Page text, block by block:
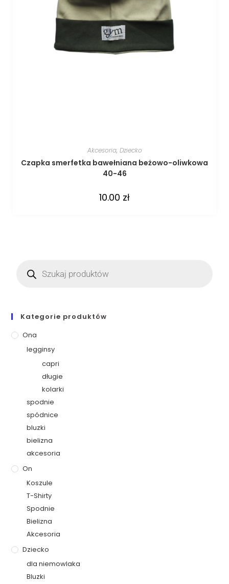
Akcesoria, Dziecko
Czapka smerfetka bawełniana beżowo-oliwkowa
40-46
10.00 zł
Kategorie produktów
Ona
legginsy
capri
długie
kolarki
spodnie
spódnice
bluzki
bielizna
akcesoria
On
Koszule
T-Shirty
Spodnie
Bielizna
Akcesoria
Dziecko
dla niemowlaka
Bluzki